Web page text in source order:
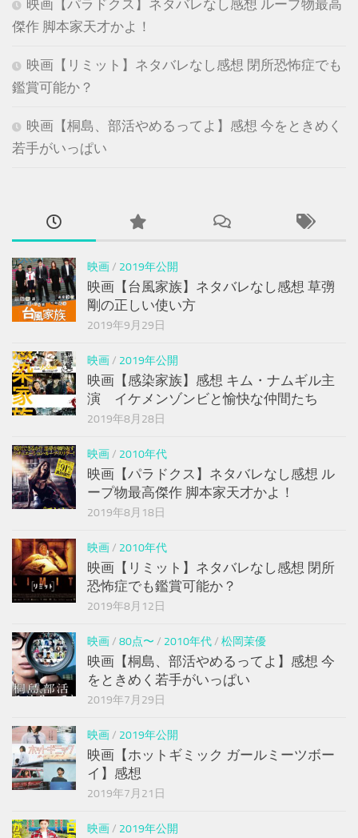
映画【パラドクス】ネタバレなし感想 ループ物最高
傑作 脚本家天才かよ！
映画【リミット】ネタバレなし感想 閉所恐怖症でも
鑑賞可能か？
映画【桐島、部活やめるってよ】感想 今をときめく
若手がいっぱい
映画/ 2019年公開
映画【台風家族】ネタバレなし感想 草彅
剛の正しい使い方
2019年9月29日
映画/ 2019年公開
映画【感染家族】感想 キム・ナムギル主
演 イケメンゾンビと愉快な仲間たち
2019年8月28日
映画/ 2010年代
映画【パラドクス】ネタバレなし感想 ル
ープ物最高傑作 脚本家天才かよ！
2019年8月18日
映画/ 2010年代
映画【リミット】ネタバレなし感想 閉所
恐怖症でも鑑賞可能か？
2019年8月12日
映画/ 80点〜 / 2010年代/ 松岡茉優
映画【桐島、部活やめるってよ】感想 今
をときめく若手がいっぱい
2019年7月29日
映画/ 2019年公開
映画【ホットギミック ガールミーツボー
イ】感想
2019年7月21日
映画/ 2019年公開